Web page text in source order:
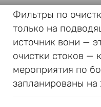
Фильтры по
только на
источник вони —
очистки стоков —
мероприятия по
запланированы